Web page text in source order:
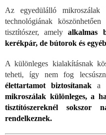
Az egyedülálló
technológiának
tisztítószer, amelyalkalmas
kerékpár, de bútorok és
A különleges kialakításnak
teheti, így nem fog
élettartamot biztosítanak a
mikroszálak különleges, a
tisztítószereknél sokszor
rendelkeznek.